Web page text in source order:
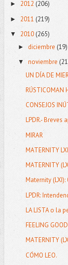
► 2012 (206)
► 2011 (219)
▼ 2010(265)
► diciembre (19)
▼ noviembre
UN DÍA DE
RÚSTICOMAN
CONSEJOS
LPDR.-
MIRAR
MATERNITY
MATERNITY
Maternity
LPDR:
LA LISTA o la
FEELING
MATERNITY
CÓMO LEO.